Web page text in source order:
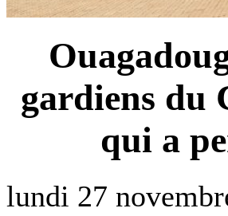
gardiens du
qui a
lundi 27